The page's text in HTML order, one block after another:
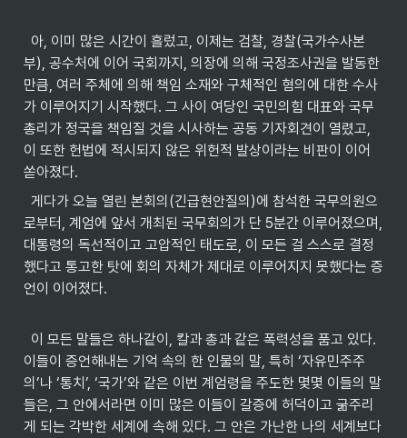
부), 공수처에 이어 국회까지, 의장에 의해 국정조사권을 발동한
만큼, 여러 주체에 의해 책임 소재와 구체적인 혐의에 대한 수사
가 이루어지기 시작했다. 그 사이 여당인 국민의힘 대표와 국무
총리가 정국을 책임질 것을 시사하는 공동 기자회견이 열렸고,
이 또한 헌법에 적시되지 않은 위헌적 발상이라는 비판이 이어
쏟아졌다.
로부터, 계엄에 앞서 개최된 국무회의가 단 5분간 이루어졌으며,
대통령의 독선적이고 고압적인 태도로, 이 모든 걸 스스로 결정
했다고 통고한 탓에 회의 자체가 제대로 이루어지지 못했다는 증
언이 이어졌다.
이들이 증언해내는 기억 속의 한 인물의 말, 특히 ‘자유민주주
의’나 ‘통치’, ‘국가’와 같은 이번 계엄령을 주도한 몇몇 이들의 말
들은, 그 안에서라면 이미 많은 이들이 갈증에 허덕이고 굶주리
게 되는 각박한 세계에 속해 있다. 그 안은 가난한 나의 세계보다